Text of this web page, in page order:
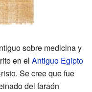
sobre medicina y
en el Antiguo Egipto
Se cree que fue
del faraón